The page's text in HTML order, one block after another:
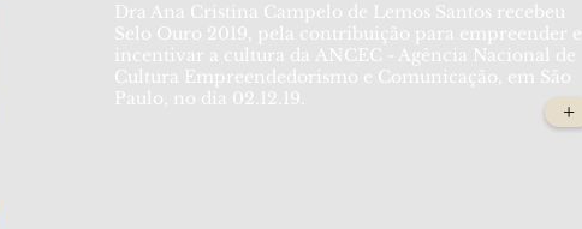
Dra Ana Cristina Campelo de Lemos Santos recebeu
Selo Ouro 2019, pela contribuição para empreender e
incentivar a cultura da ANCEC - Agência Nacional de
Cultura Empreendedorismo e Comunicação, em São
Paulo, no dia 02.12.19.
+